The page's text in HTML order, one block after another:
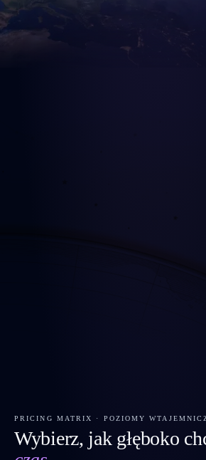
PRICING MATRIX · POZIOMY
Wybierz, jak głęboko